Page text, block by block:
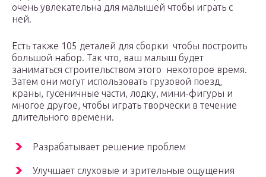
очень увлекательна для малышей чтобы играть с
ней.
Есть также 105 деталей для сборки чтобы построить
большой набор. Так что, ваш малыш будет
заниматься строительством этого некоторое время.
Затем они могут использовать грузовой поезд,
краны, гусеничные части, лодку, мини-фигуры и
многое другое, чтобы играть творчески в течение
длительного времени.
Разрабатывает решение проблем
Улучшает слуховые и зрительные ощущения